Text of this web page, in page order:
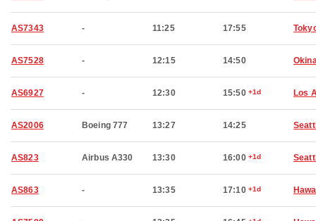
AS7343 - 11:25 17:55
AS7528 - 12:15 14:50
AS6927 - 12:30 15:50 +1d Los
AS2006 Boeing 777 13:27 14:25
AS823 Airbus A330 13:30 16:00 +1d
AS863 - 13:35 17:10 +1d